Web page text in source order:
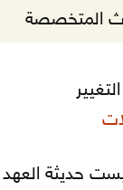
المتخصصة
حديثة